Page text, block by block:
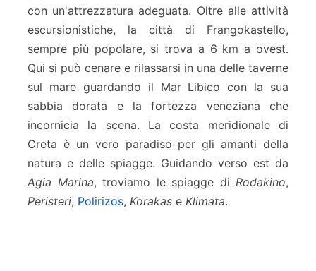
con un'attrezzatura adeguata. Oltre alle attività
escursionistiche, la città di Frangokastello,
sempre più popolare, si trova a 6 km a ovest.
Qui si può cenare e rilassarsi in una delle taverne
sul mare guardando il Mar Libico con la sua
sabbia dorata e la fortezza veneziana che
incornicia la scena. La costa meridionale di
Creta è un vero paradiso per gli amanti della
natura e delle spiagge. Guidando verso est da
Agia Marina, troviamo le spiagge di Rodakino,
Peristeri, Polirizos, Korakas e Klimata.